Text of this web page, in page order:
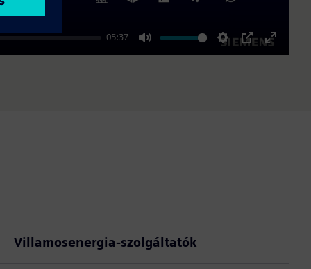
05:37
Mute Settings
PIP
Enter
Villamosenergia-szolgáltatók